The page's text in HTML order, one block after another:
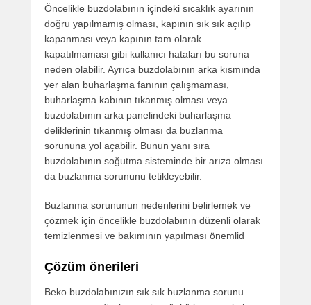
Öncelikle buzdolabının içindeki sıcaklık ayarının
doğru yapılmamış olması, kapının sık sık açılıp
kapanması veya kapının tam olarak
kapatılmaması gibi kullanıcı hataları bu soruna
neden olabilir. Ayrıca buzdolabının arka kısmında
yer alan buharlaşma fanının çalışmaması,
buharlaşma kabının tıkanmış olması veya
buzdolabının arka panelindeki buharlaşma
deliklerinin tıkanmış olması da buzlanma
sorununa yol açabilir. Bunun yanı sıra
buzdolabının soğutma sisteminde bir arıza olması
da buzlanma sorununu tetikleyebilir.
Buzlanma sorununun nedenlerini belirlemek ve
çözmek için öncelikle buzdolabının düzenli olarak
temizlenmesi ve bakımının yapılması önemlid
Çözüm önerileri
Beko buzdolabınızın sık sık buzlanma sorunu